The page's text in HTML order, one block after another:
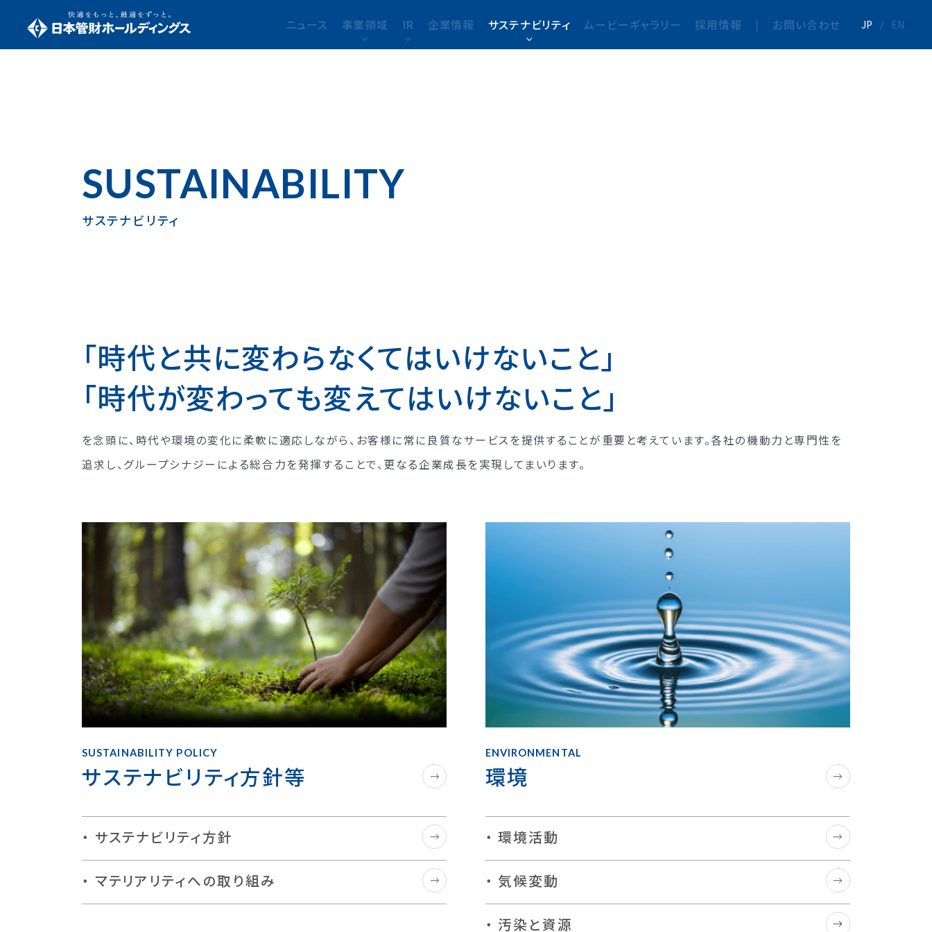
ニュース 事業領域 IR 企業情報 サステナビリティ ムービーギャラリー 採用情報 | お問い合わせ JP / EN
SUSTAINABILITY
サステナビリティ
「時代と共に変わらなくてはいけないこと」
「時代が変わっても変えてはいけないこと」
を念頭に、時代や環境の変化に柔軟に適応しながら、お客様に常に良質なサービスを提供することが重要と考えています。各社の機動力と専門性を
追求し、グループシナジーによる総合力を発揮することで、更なる企業成長を実現してまいります。
SUSTAINABILITY POLICY
サステナビリティ方針等
サステナビリティ方針
マテリアリティへの取り組み
ENVIRONMENTAL
環境
環境活動
気候変動
汚染と資源